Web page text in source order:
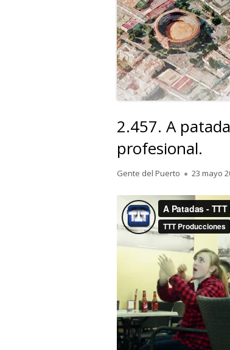
2.457. A
profesional.
Autor
Gente del Puerto
Publicado
23 mayo